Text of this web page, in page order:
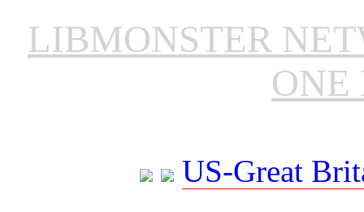
LIBMONSTER
ONE
US-Great